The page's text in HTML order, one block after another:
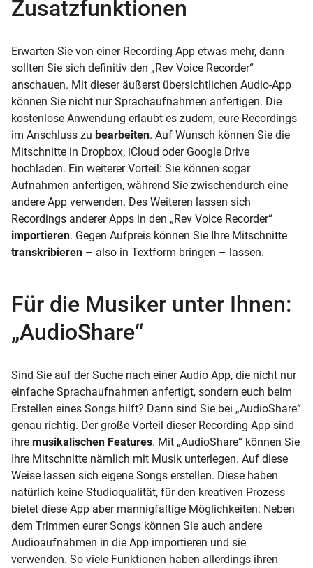
Zusatzfunktionen
Erwarten Sie von einer Recording App etwas mehr, dann
sollten Sie sich definitiv den „Rev Voice Recorder“
anschauen. Mit dieser äußerst übersichtlichen Audio-App
können Sie nicht nur Sprachaufnahmen anfertigen. Die
kostenlose Anwendung erlaubt es zudem, eure Recordings
im Anschluss zu bearbeiten. Auf Wunsch können Sie die
Mitschnitte in Dropbox, iCloud oder Google Drive
hochladen. Ein weiterer Vorteil: Sie können sogar
Aufnahmen anfertigen, während Sie zwischendurch eine
andere App verwenden. Des Weiteren lassen sich
Recordings anderer Apps in den „Rev Voice Recorder“
importieren. Gegen Aufpreis können Sie Ihre Mitschnitte
transkribieren – also in Textform bringen – lassen.
Für die Musiker unter Ihnen:
„AudioShare“
Sind Sie auf der Suche nach einer Audio App, die nicht nur
einfache Sprachaufnahmen anfertigt, sondern euch beim
Erstellen eines Songs hilft? Dann sind Sie bei „AudioShare“
genau richtig. Der große Vorteil dieser Recording App sind
ihre musikalischen Features. Mit „AudioShare“ können Sie
Ihre Mitschnitte nämlich mit Musik unterlegen. Auf diese
Weise lassen sich eigene Songs erstellen. Diese haben
natürlich keine Studioqualität, für den kreativen Prozess
bietet diese App aber mannigfaltige Möglichkeiten: Neben
dem Trimmen eurer Songs können Sie auch andere
Audioaufnahmen in die App importieren und sie
verwenden. So viele Funktionen haben allerdings ihren